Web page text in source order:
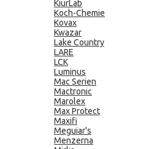
KiurLab
Koch-Chemie
Kovax
Kwazar
Lake Country
LARE
LCK
Luminus
Mac Serien
Mactronic
Marolex
Max Protect
Maxifi
Meguiar's
Menzerna